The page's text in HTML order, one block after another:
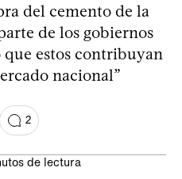
del cemento de la
de los gobiernos
estos contribuyan
nacional”
2
de lectura